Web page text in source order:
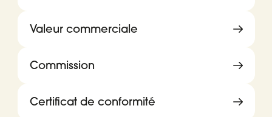
Valeur commerciale
Commission
Certificat de conformité